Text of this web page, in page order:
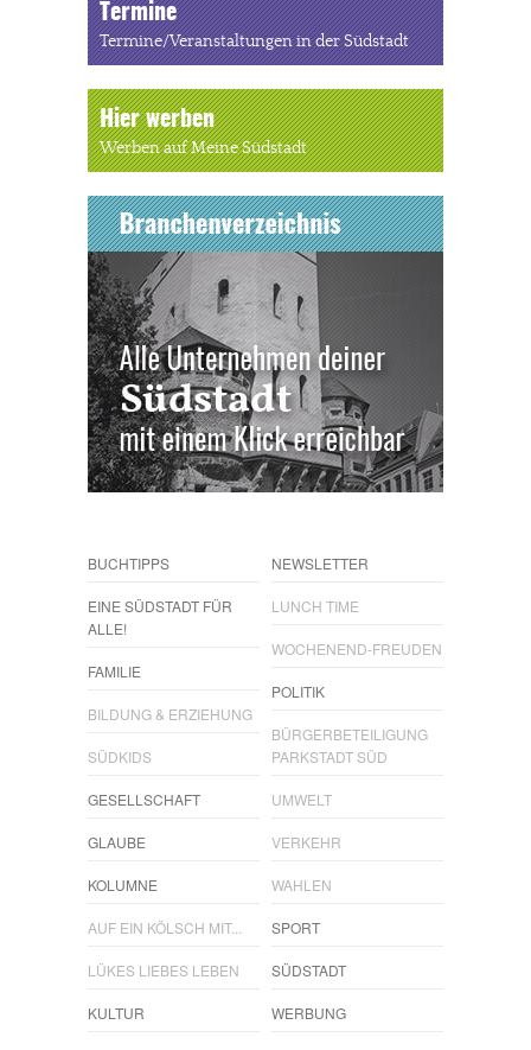
Termine
Termine/Veranstaltungen in der Südstadt
Hier werben
Werben auf Meine Südstadt
BUCHTIPPS
EINE SÜDSTADT FÜR
ALLE!
FAMILIE
BILDUNG & ERZIEHUNG
SÜDKIDS
GESELLSCHAFT
GLAUBE
KOLUMNE
AUF EIN KÖLSCH MIT...
LÜKES LIEBES LEBEN
KULTUR
NEWSLETTER
LUNCH TIME
WOCHENEND-FREUDEN
POLITIK
BÜRGERBETEILIGUNG
PARKSTADT SÜD
UMWELT
VERKEHR
WAHLEN
SPORT
SÜDSTADT
WERBUNG